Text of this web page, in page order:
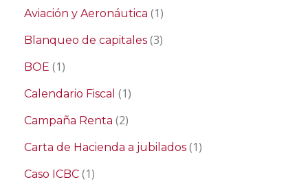
Aviación y Aeronáutica (1)
Blanqueo de capitales (3)
BOE (1)
Calendario Fiscal (1)
Campaña Renta (2)
Carta de Hacienda a jubilados (1)
Caso ICBC (1)